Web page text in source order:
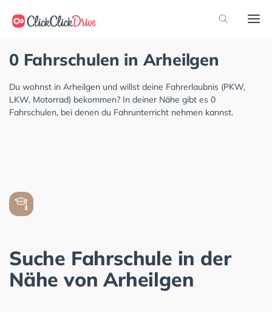
0 Fahrschulen in Arheilgen
Du wohnst in Arheilgen und willst deine Fahrerlaubnis (PKW,
LKW, Motorrad) bekommen? In deiner Nähe gibt es 0
Fahrschulen, bei denen du Fahrunterricht nehmen kannst.
Suche Fahrschule in der
Nähe von Arheilgen